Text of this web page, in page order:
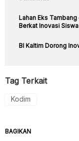
Lahan Eks
Berkat Inovasi
BI Kaltim Dorong
Tag Terkait
Kodim
BAGIKAN